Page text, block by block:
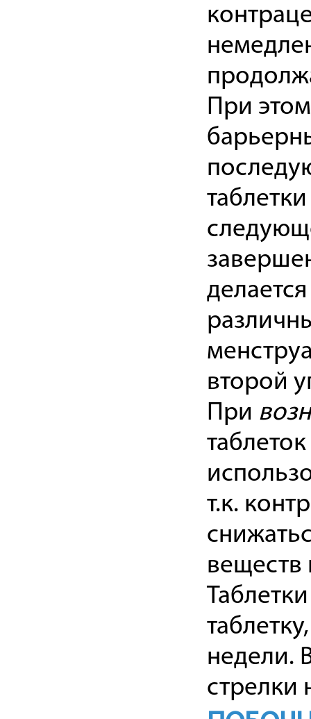
При
второй
При
т.к.
веществ
недели.
стрелки